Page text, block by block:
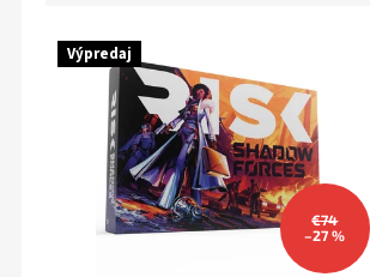
nV Výpredaj
€74
–27 %